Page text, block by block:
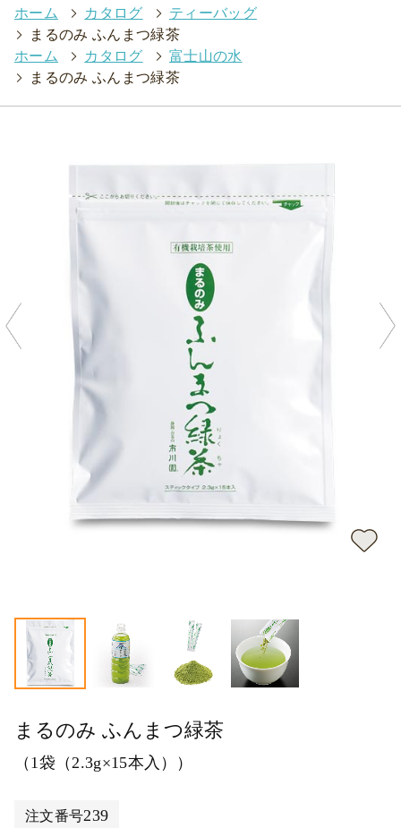
ホーム
> カタログ > ティーバッグ
>
まるのみ ふんまつ緑茶
ホーム
> カタログ > 富士山の水
>
まるのみ ふんまつ緑茶
まるのみ ふんまつ緑茶
（1袋（2.3g×15本入））
注文番号239